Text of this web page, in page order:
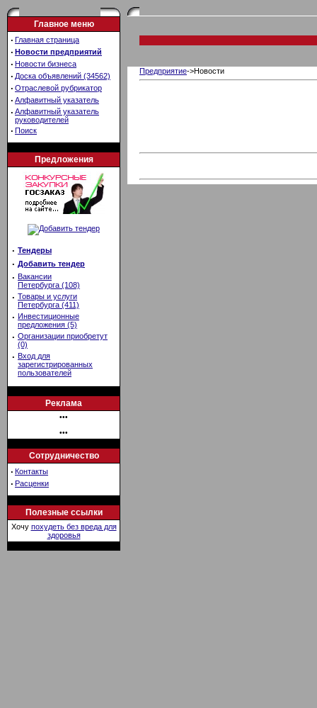
Главное меню
· Главная страница
· Новости предприятий
· Новости бизнеса
· Доска объявлений (34562)
· Отраслевой рубрикатор
· Алфавитный указатель
· Алфавитный указатель
руководителей
· Поиск
Предложения
· Тендеры
· Добавить тендер
· Вакансии
Петербурга (108)
· Товары и услуги
Петербурга (411)
· Инвестиционные
предложения (5)
· Организации приобретут
(0)
· Вход для
зарегистрированных
пользователей
Реклама
•••
•••
Сотрудничество
· Контакты
· Расценки
Полезные ссылки
Хочу похудеть без вреда для
здоровья
Предприятие->Новости